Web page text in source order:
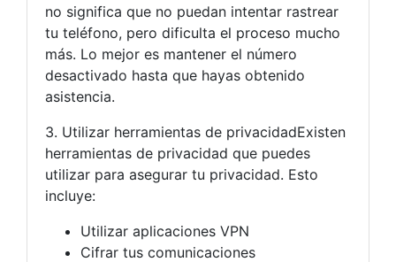
no significa que no puedan intentar rastrear
tu teléfono, pero dificulta el proceso mucho
más. Lo mejor es mantener el número
desactivado hasta que hayas obtenido
asistencia.
3. Utilizar herramientas de privacidadExisten
herramientas de privacidad que puedes
utilizar para asegurar tu privacidad. Esto
incluye:
Utilizar aplicaciones VPN
Cifrar tus comunicaciones